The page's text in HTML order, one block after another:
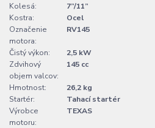
Kolesá:
7”/11”
Kostra:
Ocel
Označenie
motora:
RV145
Čistý výkon:
2,5 kW
Zdvihový
objem valcov:
145 cc
Hmotnost:
26,2 kg
Startér:
Tahací startér
Výrobce
motoru:
TEXAS